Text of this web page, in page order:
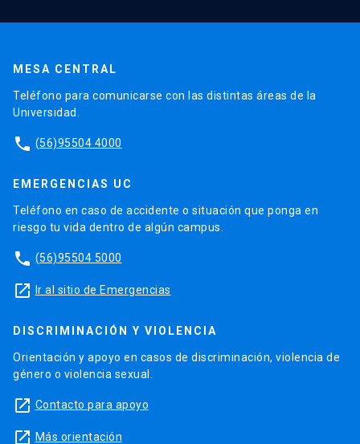
MESA CENTRAL
Teléfono para comunicarse con las distintas áreas de la
Universidad.
phone (56)95504 4000
EMERGENCIAS UC
Teléfono en caso de accidente o situación que ponga en
riesgo tu vida dentro de algún campus.
phone (56)95504 5000
launch Ir al sitio de Emergencias
DISCRIMINACIÓN Y VIOLENCIA
Orientación y apoyo en casos de discriminación, violencia de
género o violencia sexual.
launch Contacto para apoyo
launch Más orientación